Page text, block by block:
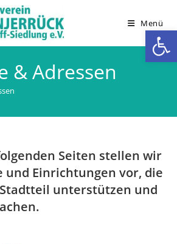
Menü
& Adressen
Seiten stellen wir
und Einrichtungen vor, die
unterstützen und